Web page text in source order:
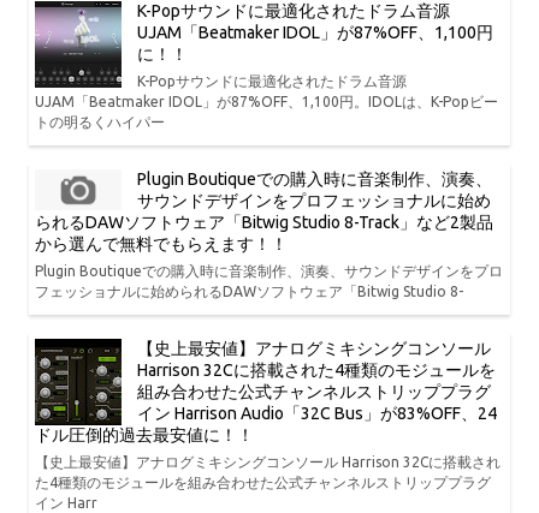
K-Popサウンドに最適化されたドラム音源
UJAM「Beatmaker IDOL」が87%OFF、1,100円
に！！
K-Popサウンドに最適化されたドラム音源
UJAM「Beatmaker IDOL」が87%OFF、1,100円。IDOLは、K-Popビー
トの明るくハイパー
Plugin Boutiqueでの購入時に音楽制作、演奏、
サウンドデザインをプロフェッショナルに始め
られるDAWソフトウェア「Bitwig Studio 8-Track」など2製品
から選んで無料でもらえます！！
Plugin Boutiqueでの購入時に音楽制作、演奏、サウンドデザインをプロ
フェッショナルに始められるDAWソフトウェア「Bitwig Studio 8-
【史上最安値】アナログミキシングコンソール
Harrison 32Cに搭載された4種類のモジュールを
組み合わせた公式チャンネルストリッププラグ
イン Harrison Audio「32C Bus」が83%OFF、24
ドル圧倒的過去最安値に！！
【史上最安値】アナログミキシングコンソール Harrison 32Cに搭載され
た4種類のモジュールを組み合わせた公式チャンネルストリッププラグ
イン Harr